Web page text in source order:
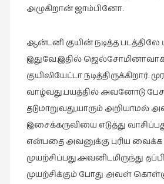
அழுகிறான் ஜாம்பினோ.
ஆன்டனி குயின் நடித்த படத்திலே
இதுவே.இதில்
குயிலியேட்டா நடித்திருக்கிறார்.
வாழ்வது.பயத்தில் அவனோடு பேச
தடுமாறுவது,யாரும் அறியாமல்
இசைக்கருவியை எடுத்து
என்பதை அவனுக்கு புரிய வைக்க
முயற்சிப்பது.அவனிடமிருந்து
முயற்சிக்கும் போது அவள்